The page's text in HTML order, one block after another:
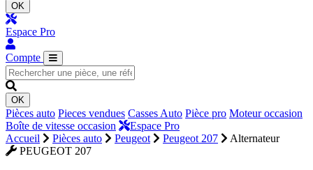
OK
Espace Pro
Compte
OK
Pièces auto Pieces vendues Casses Auto Pièce pro Moteur occasion
Boîte de vitesse occasion
Espace Pro
Accueil
Pièces auto Peugeot Peugeot 207
Alternateur
PEUGEOT 207